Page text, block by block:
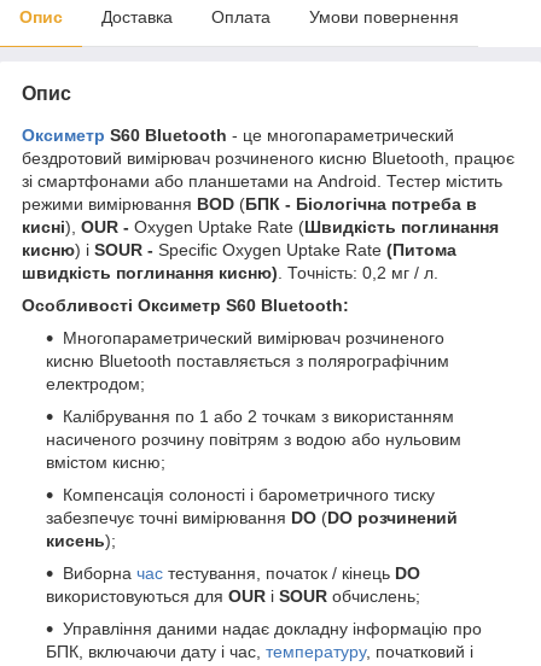
Опис Доставка Оплата Умови повернення
Опис
Оксиметр S60 Bluetooth - це многопараметрический
бездротовий вимірювач розчиненого кисню Bluetooth, працює
зі смартфонами або планшетами на Android. Тестер містить
режими вимірювання BOD (БПК - Біологічна потреба в
кисні), OUR - Oxygen Uptake Rate (Швидкість поглинання
кисню) і SOUR - Specific Oxygen Uptake Rate (Питома
швидкість поглинання кисню) . Точність: 0,2 мг / л.
Особливості Оксиметр S60 Bluetooth:
Многопараметрический вимірювач розчиненого
кисню Bluetooth поставляється з полярографічним
електродом;
Калібрування по 1 або 2 точкам з використанням
насиченого розчину повітрям з водою або нульовим
вмістом кисню;
Компенсація солоності і барометричного тиску
забезпечує точні вимірювання DO (DO розчинений
кисень);
Виборна час тестування, початок / кінець DO
використовуються для OUR і SOUR обчислень;
Управління даними надає докладну інформацію про
БПК, включаючи дату і час, температуру, початковий і